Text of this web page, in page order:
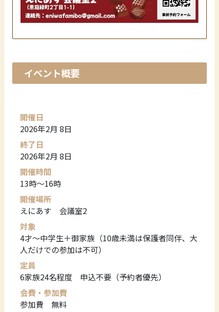
イベント概要
開催日
2026年2月 8日
終了日
2026年2月 8日
開催時間
13時～16時
開催場所
えにあす 会議室2
対象
4才～中学生＋御家族（10歳未満は保護者同伴、大
人だけでの参加は不可）
定員
6家族24名程度 申込不要（予約者優先）
会費・参加費
参加費 無料